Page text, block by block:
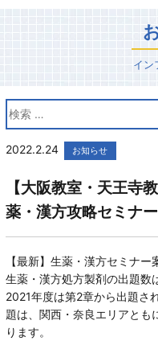
イン
2022.2.24 お知らせ
【大阪教室・天王
薬・漢方攻略セミナ
【最新】生薬・漢方セミナ
生薬・漢方処方製剤の出題数
2021年度は第2章から出題さ
題は、関西・奈良エリアとも
ります。